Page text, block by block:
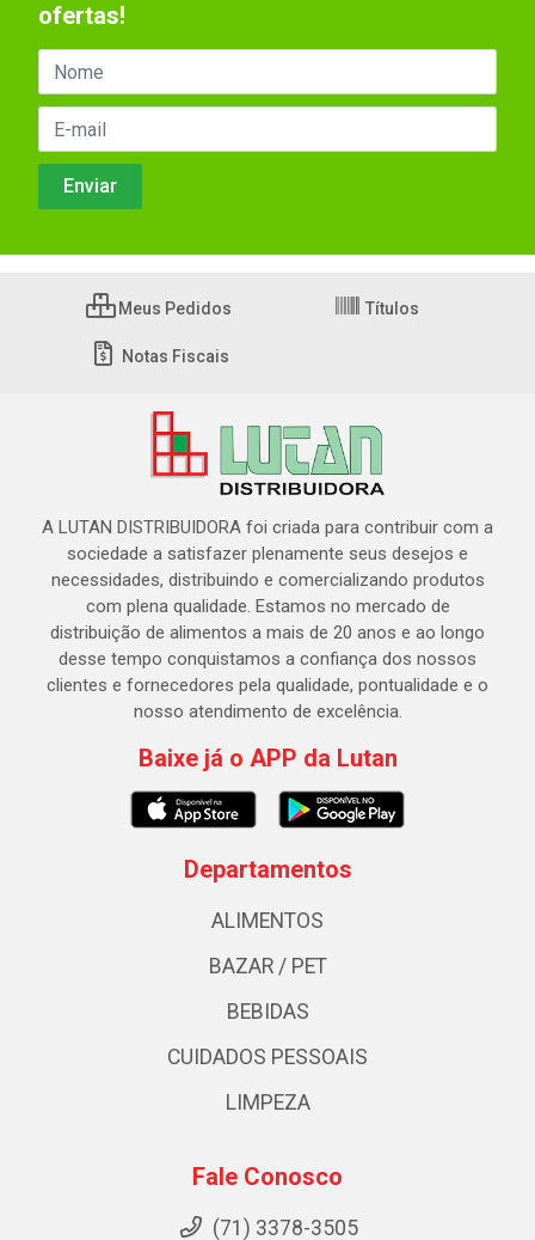
ofertas!
Meus Pedidos Títulos
Notas Fiscais
A LUTAN DISTRIBUIDORA foi criada para contribuir com a
sociedade a satisfazer plenamente seus desejos e
necessidades, distribuindo e comercializando produtos
com plena qualidade. Estamos no mercado de
distribuição de alimentos a mais de 20 anos e ao longo
desse tempo conquistamos a confiança dos nossos
clientes e fornecedores pela qualidade, pontualidade e o
nosso atendimento de excelência.
Baixe já o APP da Lutan
Departamentos
ALIMENTOS
BAZAR / PET
BEBIDAS
CUIDADOS PESSOAIS
LIMPEZA
Fale Conosco
(71) 3378-3505